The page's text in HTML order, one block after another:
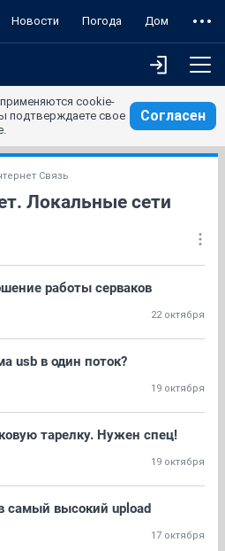
Новости Погода Дом
cookie-
подтверждаете свое
Согласен
Связь
Локальные сети
работы серваков
22 октября
usb в один поток?
19 октября
тарелку. Нужен спец!
19 октября
самый высокий upload
17 октября